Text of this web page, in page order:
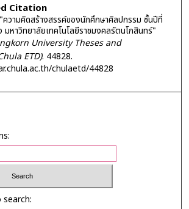
Citation
วามคิดสร้างสรรค์ของนักศึกษาศิลปกรรม ชั้นปีที่
มหาวิทยาลัยเทคโนโลยีราชมงคลรัตนโกสินทร์"
University Theses and
ETD). 44828.
chulaetd/44828